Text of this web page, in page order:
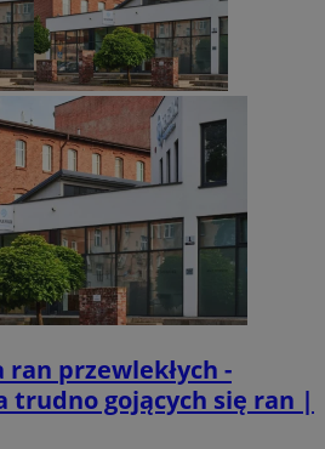
przewlekłych -
trudno gojących się ran |